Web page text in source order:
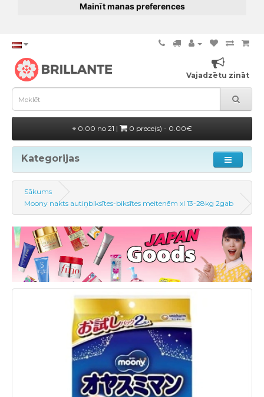
Mainīt manas preferences
Vajadzētu zināt
0.00 no 21 | 0 prece(s) - 0.00€
Kategorijas
Sākums
Moony nakts autiņbiksītes-biksītes meitenēm xl 13-28kg 2gab